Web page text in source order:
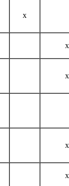
x
x
x
x
x